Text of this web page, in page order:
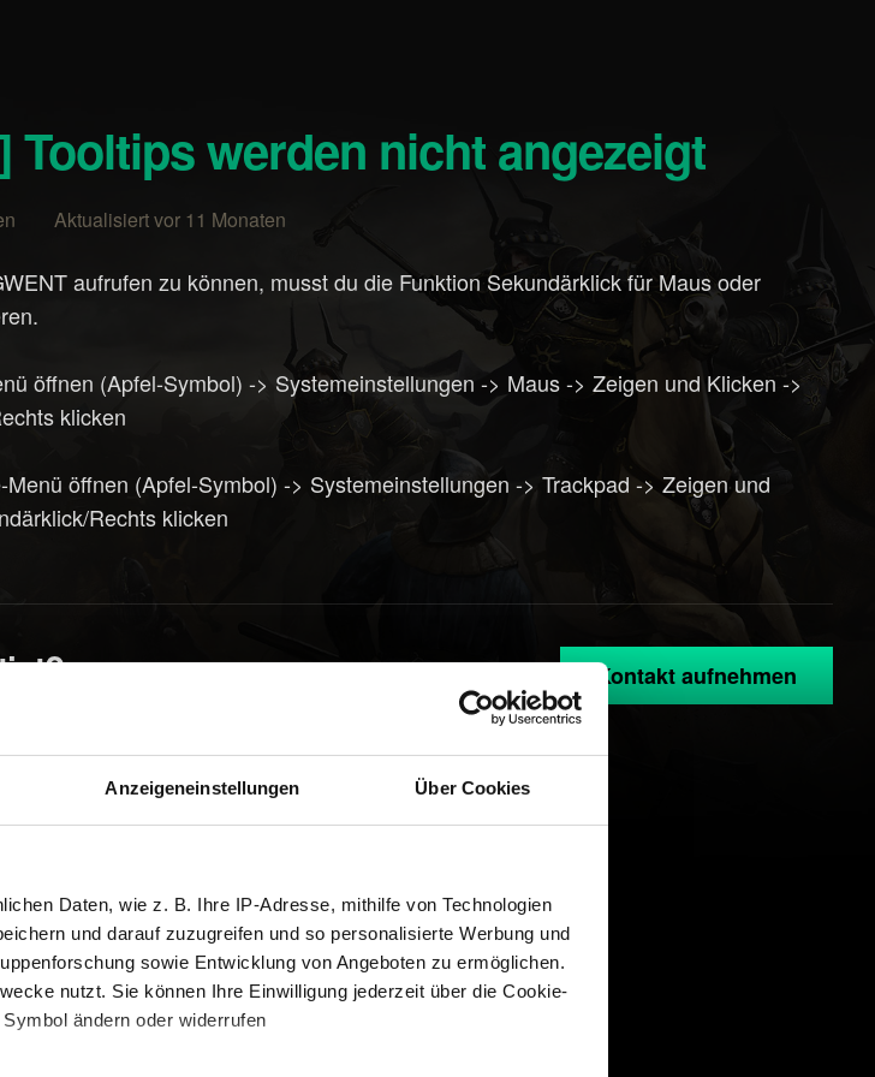
Anzeigeneinstellungen Über Cookies
Daten, wie z. B. Ihre IP-Adresse, mithilfe von Technologien
und darauf zuzugreifen und so personalisierte Werbung und
sowie Entwicklung von Angeboten zu ermöglichen.
nutzt. Sie können Ihre Einwilligung jederzeit über die Cookie-
ändern oder widerrufen
Tooltips werden nicht angezeigt
Aktualisiert vor 11 Monaten
aufrufen zu können, musst du die Funktion Sekundärklick für Maus oder
öffnen (Apfel-Symbol) -> Systemeinstellungen -> Maus -> Zeigen und Klicken ->
klicken
Menü öffnen (Apfel-Symbol) -> Systemeinstellungen -> Trackpad -> Zeigen und
Rechts klicken
Kontakt aufnehmen